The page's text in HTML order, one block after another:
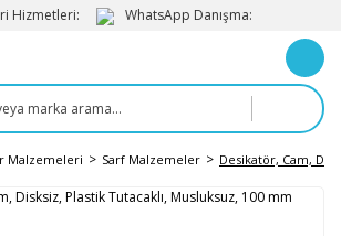
Hizmetleri: WhatsApp Danışma:
Malzemeleri Sarf Malzemeler Desikatör, Cam,